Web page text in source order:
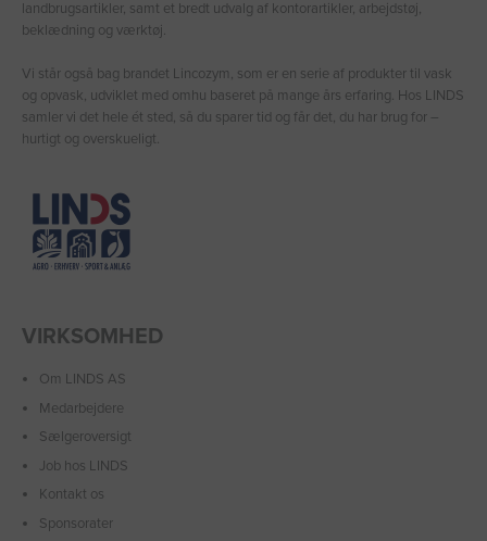
landbrugsartikler, samt et bredt udvalg af kontorartikler, arbejdstøj,
beklædning og værktøj.
Vi står også bag brandet Lincozym, som er en serie af produkter til vask
og opvask, udviklet med omhu baseret på mange års erfaring. Hos LINDS
samler vi det hele ét sted, så du sparer tid og får det, du har brug for –
hurtigt og overskueligt.
VIRKSOMHED
Om LINDS AS
Medarbejdere
Sælgeroversigt
Job hos LINDS
Kontakt os
Sponsorater